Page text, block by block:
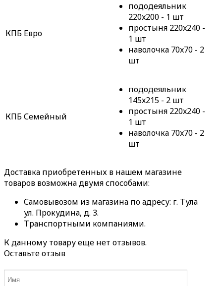
КПБ Евро
пододеяльник
220x200 - 1 шт
простыня 220x240 -
1 шт
наволочка 70x70 - 2
шт
КПБ Семейный
пододеяльник
145x215 - 2 шт
простыня 220x240 -
1 шт
наволочка 70x70 - 2
шт
Доставка приобретенных в нашем магазине
товаров возможна двумя способами:
Самовывозом из магазина по адресу: г. Тула
ул. Прокудина, д. 3.
Транспортными компаниями.
К данному товару еще нет отзывов.
Оставьте отзыв